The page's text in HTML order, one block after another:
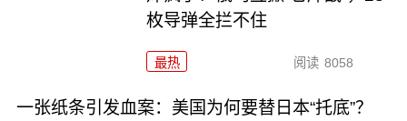
枚导弹全拦不住
最热 阅读 8058
一张纸条引发血案：美国为何要替日本“托底”？